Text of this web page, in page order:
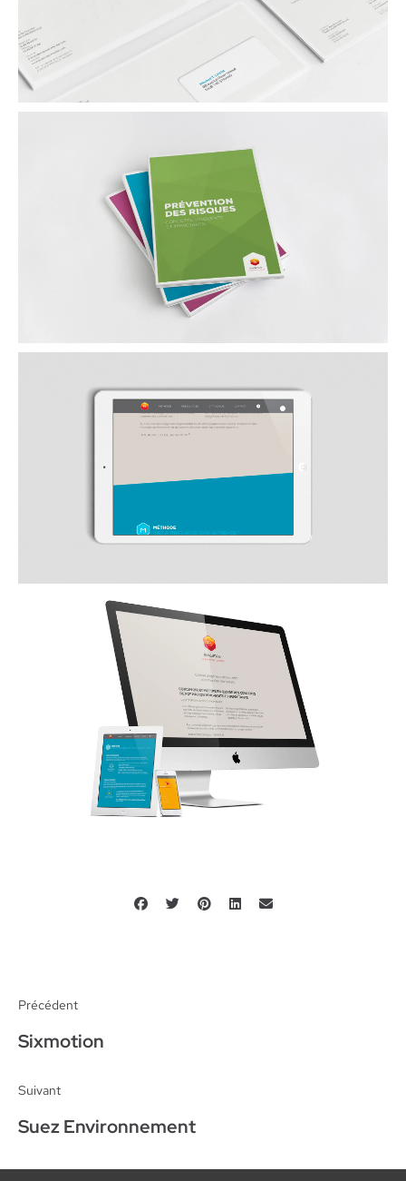
Précédent
Sixmotion
Suivant
Suez Environnement